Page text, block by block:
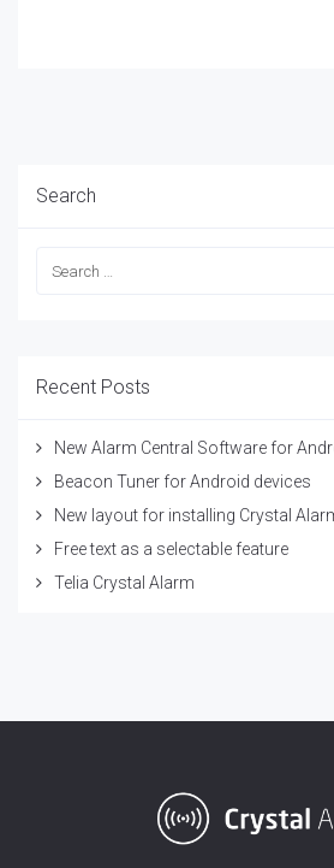
Search
Recent Posts
New Alarm Central Software for
Beacon Tuner for Android devices
New layout for installing Crystal
Free text as a selectable feature
Telia Crystal Alarm